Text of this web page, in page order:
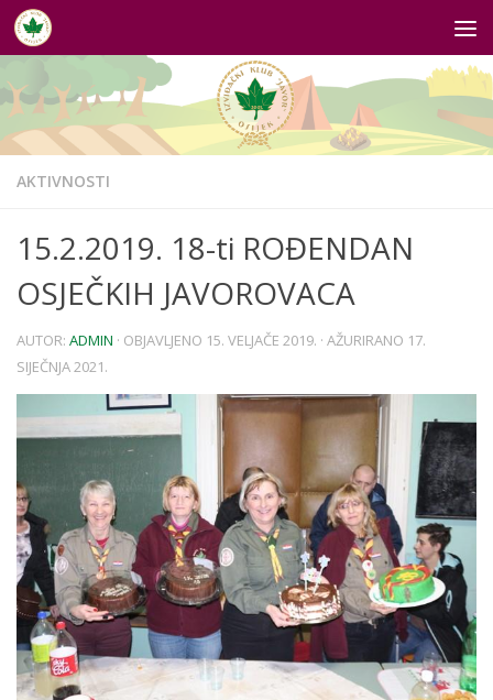
Skip to content
AKTIVNOSTI
15.2.2019. 18-ti ROĐENDAN
OSJEČKIH JAVOROVACA
AUTOR: ADMIN · OBJAVLJENO 15. VELJAČE 2019. · AŽURIRANO 17.
SIJEČNJA 2021.